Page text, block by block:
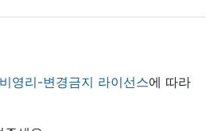
영리-변경금지 라이선스에 따라